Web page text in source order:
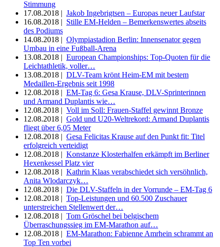
Stimmung
17.08.2018 | Jakob Ingebrigtsen – Europas neuer Laufstar
16.08.2018 | Stille EM-Helden – Bemerkenswertes abseits
des Podiums
14.08.2018 | Olympiastadion Berlin: Innensenator gegen
Umbau in eine Fußball-Arena
13.08.2018 | European Championships: Top-Quoten für die
Leichtathletik, voller…
13.08.2018 | DLV-Team krönt Heim-EM mit bestem
Medaillen-Ergebnis seit 1998
12.08.2018 | EM-Tag 6: Gesa Krause, DLV-Sprinterinnen
und Armand Duplantis wie…
12.08.2018 | Voll im Soll: Frauen-Staffel gewinnt Bronze
12.08.2018 | Gold und U20-Weltrekord: Armand Duplantis
fliegt über 6,05 Meter
12.08.2018 | Gesa Felicitas Krause auf den Punkt fit: Titel
erfolgreich verteidigt
12.08.2018 | Konstanze Klosterhalfen erkämpft im Berliner
Hexenkessel Platz vier
12.08.2018 | Kathrin Klaas verabschiedet sich versöhnlich,
Anita Wlodarczyk…
12.08.2018 | Die DLV-Staffeln in der Vorrunde – EM-Tag 6
12.08.2018 | Top-Leistungen und 60.500 Zuschauer
unterstreichen Stellenwert der…
12.08.2018 | Tom Gröschel bei belgischem
Überraschungssieg im EM-Marathon auf…
12.08.2018 | EM-Marathon: Fabienne Amrhein schrammt an
Top Ten vorbei